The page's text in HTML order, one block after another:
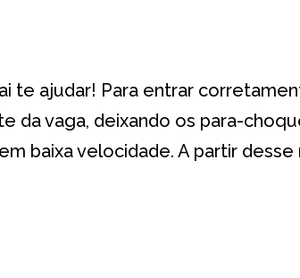
te ajudar! Para entrar
da vaga, deixando os para-
baixa velocidade. A partir